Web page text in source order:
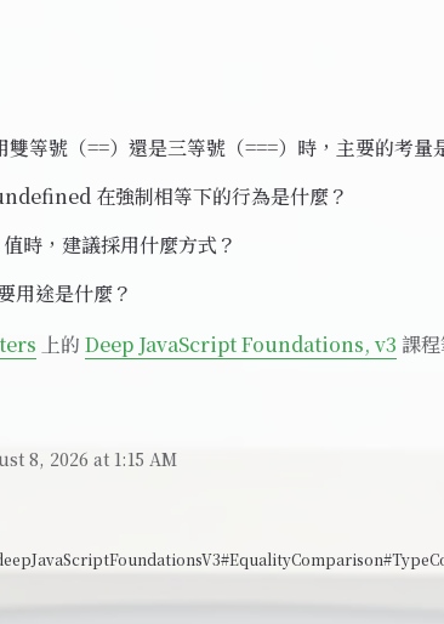
等號（==）還是三等號（===）時，主要的考量
在強制相等下的行為是什麼？
，建議採用什麼方式？
途是什麼？
上的 Deep JavaScript Foundations, v3 課
8, 2026 at 1:15 AM
#EqualityComparison